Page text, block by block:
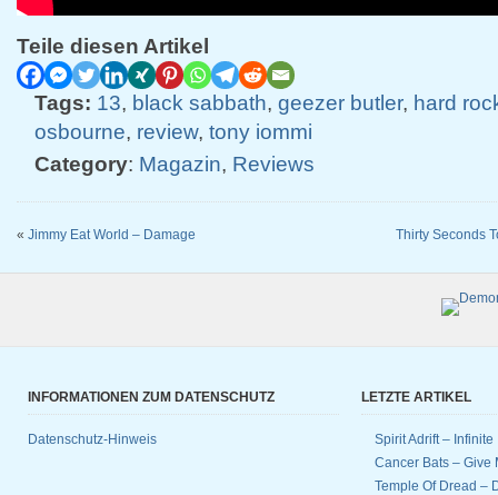
Teile diesen Artikel
Tags: 13, black sabbath, geezer butler, hard
osbourne, review, tony iommi
Category: Magazin, Reviews
« Jimmy Eat World – Damage Thirty Seconds
INFORMATIONEN ZUM DATENSCHUTZ
Datenschutz-Hinweis
LETZTE ARTIKEL
Spirit Adrift –
Cancer Bats – Give
Temple Of Dread –